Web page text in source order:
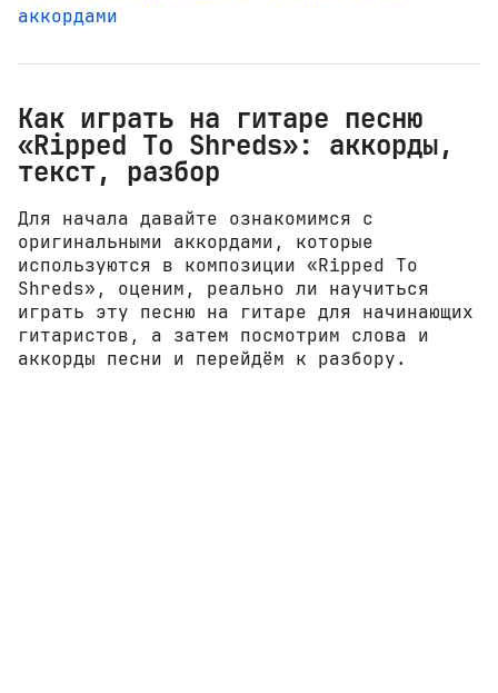
аккордами
Как играть на гитаре песню
«Ripped To Shreds»: аккорды,
текст, разбор
Для начала давайте ознакомимся с
оригинальными аккордами, которые
используются в композиции «Ripped To
Shreds», оценим, реально ли научиться
играть эту песню на гитаре для начинающих
гитаристов, а затем посмотрим слова и
аккорды песни и перейдём к разбору.